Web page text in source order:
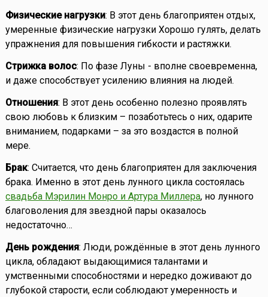
Физические нагрузки: В этот день благоприятен отдых,
умеренные физические нагрузки Хорошо гулять, делать
упражнения для повышения гибкости и растяжки.
Стрижка волос: По фазе Луны - вполне своевременна,
и даже способствует усилению влияния на людей.
Отношения: В этот день особенно полезно проявлять
свою любовь к близким – позаботьтесь о них, одарите
вниманием, подарками – за это воздастся в полной
мере.
Брак: Считается, что день благоприятен для заключения
брака. Именно в этот день лунного цикла состоялась
свадьба Мэрилин Монро и Артура Миллера, но лунного
благоволения для звездной пары оказалось
недостаточно…
День рождения: Люди, рождённые в этот день лунного
цикла, обладают выдающимися талантами и
умственными способностями и нередко доживают до
глубокой старости, если соблюдают умеренность и